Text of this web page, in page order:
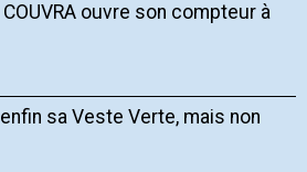
ouvre son compteur à
sa Veste Verte, mais non